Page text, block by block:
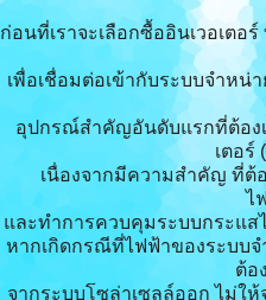
ก่อนที่เราจะเลือกซื้ออินเวอเต
เพื่อเชื่อมต่อเข้ากับระบบจำหน่
อุปกรณ์สำคัญอันดับแรกที่ต้องเ
เตอร์
เนื่องจากมีความสำคัญ ที่ต้
ไ
และทำการควบคุมระบบกระแ
หากเกิดกรณีที่ไฟฟ้าของระบบจ
ต้อ
จากระบบโซล่าเซลล์ออก ไม่ใ